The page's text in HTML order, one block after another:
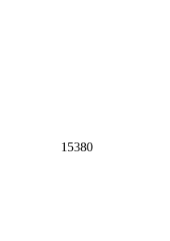
15380